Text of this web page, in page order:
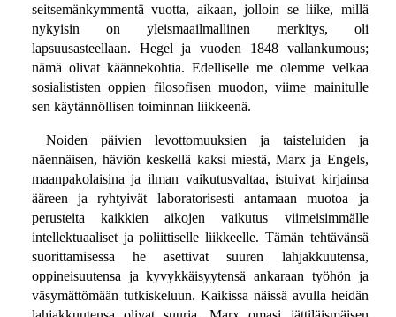
seitsemänkymmentä vuotta, aikaan, jolloin se liike, millä
nykyisin on yleismaailmallinen merkitys, oli
lapsuusasteellaan. Hegel ja vuoden 1848 vallankumous;
nämä olivat käännekohtia. Edelliselle me olemme velkaa
sosialististen oppien filosofisen muodon, viime mainitulle
sen käytännöllisen toiminnan liikkeenä.
Noiden päivien levottomuuksien ja taisteluiden ja
näennäisen, häviön keskellä kaksi miestä, Marx ja Engels,
maanpakolaisina ja ilman vaikutusvaltaa, istuivat kirjainsa
ääreen ja ryhtyivät laboratorisesti antamaan muotoa ja
perusteita kaikkien aikojen vaikutus viimeisimmälle
intellektuaaliset ja poliittiselle liikkeelle. Tämän tehtävänsä
suorittamisessa he asettivat suuren lahjakkuutensa,
oppineisuutensa ja kyvykkäisyytensä ankaraan työhön ja
väsymättömään tutkiskeluun. Kaikissa näissä avulla heidän